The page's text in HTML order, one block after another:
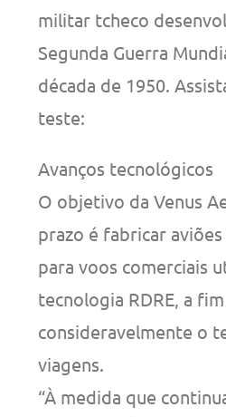
militar tcheco
Segunda Guerra
década de 1950.
teste:
Avanços tecnológicos
O objetivo da Venus
prazo é fabricar
para voos comerciais
tecnologia RDRE, a
consideravelmente o
viagens.
“À medida que